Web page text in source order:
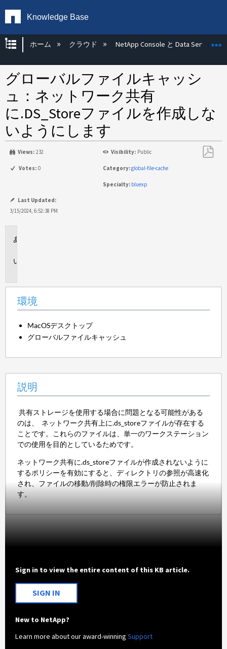
Knowledge Base
グローバル階層を展開/折りたたむ
ホーム クラウド NetApp Console と Data Services
グローバルファイルキャッシ
ュ：ネットワーク共有
に.DS_Storeファイルを作成しな
いようにします
Views: 232 Visibility: Public
Votes: 0 Category:global-file-cache
Specialty: bluexp
Last Updated:
3/15/2024, 6:52:38 PM
環境
MacOSデスクトップ
グローバルファイルキャッシュ
説明
共有ストレージを使用する場合に問題となる可能性がある
のは、 ネットワーク共有上に.ds_storeファイルが存在する
ことです。これらのファイルは、単一のワークステーション
での使用を目的としているためです。
ネットワーク共有に.ds_storeファイルが作成されないように
するポリシーを有効にすると、ディレクトリの参照が高速化
され、ファイルの移動/削除時の権限エラーが防止されま
す。
Sign in to view the entire content of this KB article.
SIGN IN
New to NetApp?
Learn more about our award-winningSupport